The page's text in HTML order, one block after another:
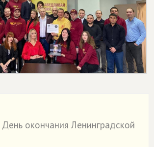
День окончания Ленинградской